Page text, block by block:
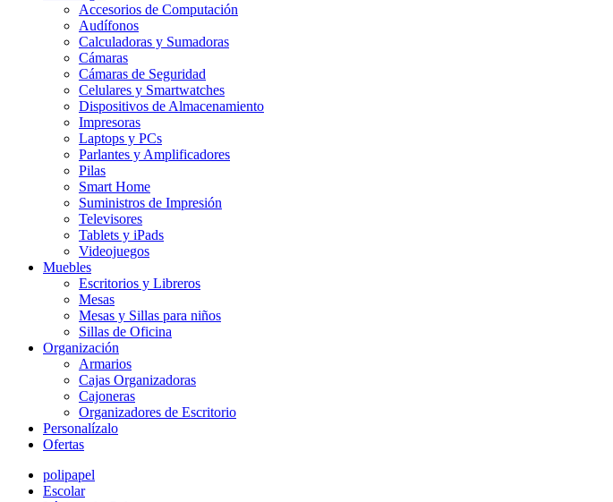
Accesorios de Computación
Audífonos
Calculadoras y Sumadoras
Cámaras
Cámaras de Seguridad
Celulares y Smartwatches
Dispositivos de Almacenamiento
Impresoras
Laptops y PCs
Parlantes y Amplificadores
Pilas
Smart Home
Suministros de Impresión
Televisores
Tablets y iPads
Videojuegos
Muebles
Escritorios y Libreros
Mesas
Mesas y Sillas para niños
Sillas de Oficina
Organización
Armarios
Cajas Organizadoras
Cajoneras
Organizadores de Escritorio
Personalízalo
Ofertas
polipapel
Escolar